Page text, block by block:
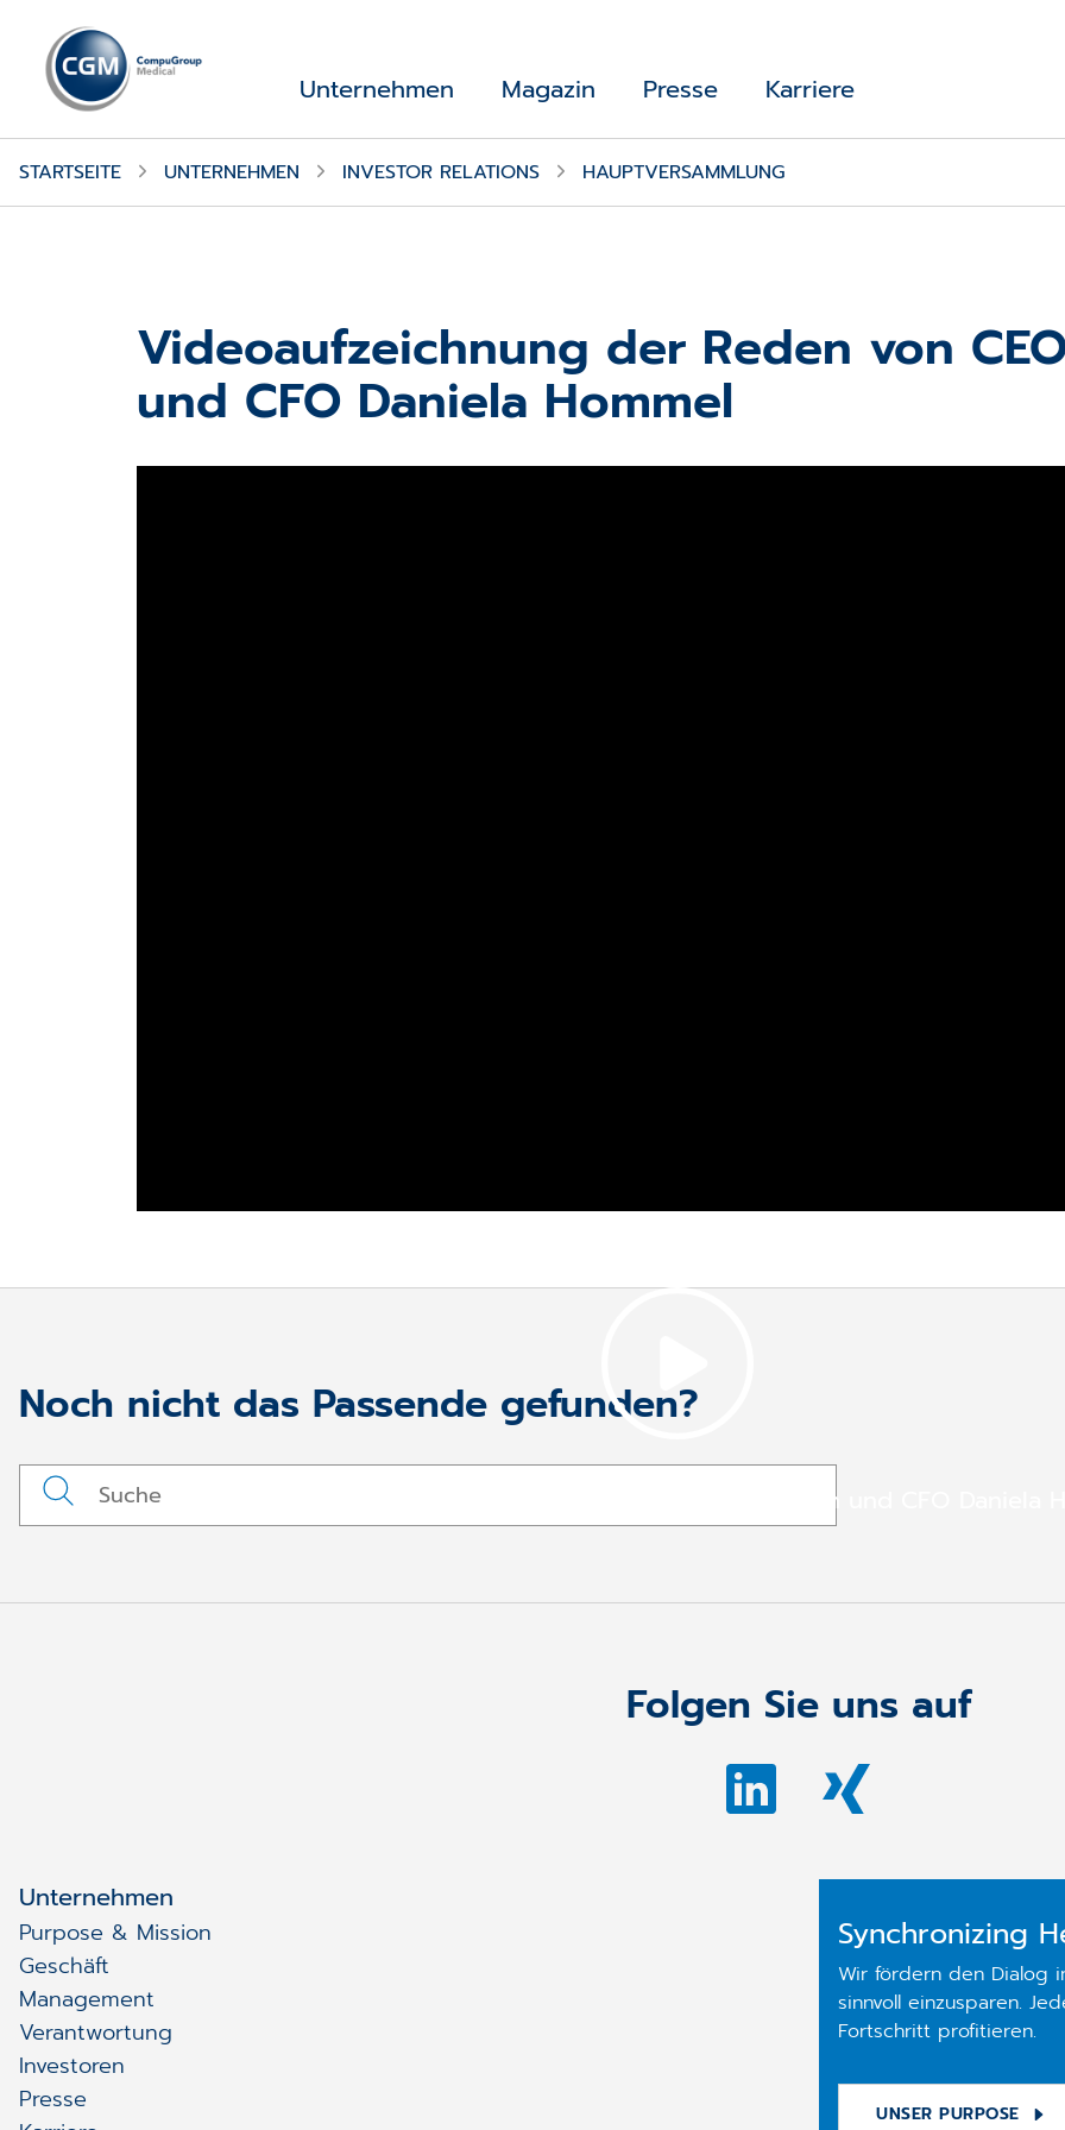
Unternehmen Magazin Presse Karriere
STARTSEITE UNTERNEHMEN INVESTOR RELATIONS HAUPTVERSAMMLUNG
Videoaufzeichnung der Reden von
und CFO Daniela Hommel
Videoaufzeichnung der Reden von CEO Michael Rauch und CFO Daniela
Noch nicht das Passende gefunden?
Folgen Sie uns auf
Unternehmen
Purpose & Mission
Geschäft
Management
Verantwortung
Investoren
Presse
Synchronizing
Wir fördern den Dialog
sinnvoll einzusparen.
Fortschritt profitieren.
UNSER PURPOSE